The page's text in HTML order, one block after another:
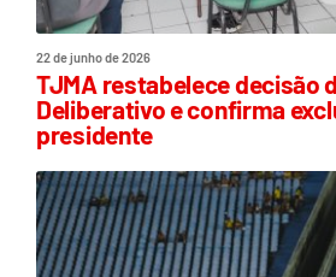
22 de junho de 2026
TJMA restabelece decisão
Deliberativo e confirma
presidente